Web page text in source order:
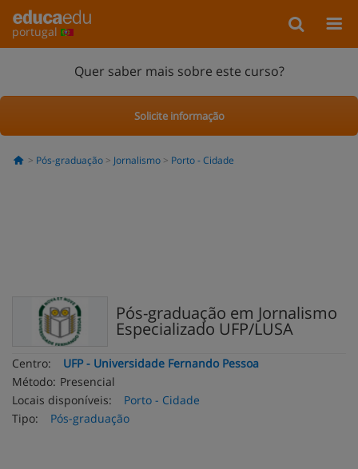
portugal
Quer saber mais sobre este curso?
Solicite informação
Pós-graduação Jornalismo Porto - Cidade
Pós-graduação em Jornalismo
Especializado UFP/LUSA
Centro:
UFP - Universidade Fernando Pessoa
Método: Presencial
Locais disponíveis:
Porto - Cidade
Tipo:
Pós-graduação